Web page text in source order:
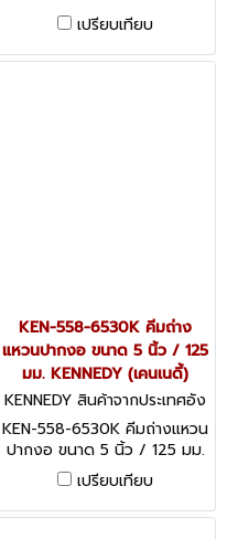
KENNEDY Circlip Pliers,
External, Carbon Steel,
250mm
เปรียบเทียบ
KEN-558-6530K คีมถ่าง
แหวนปากงอ ขนาด 5 นิ้ว / 125
มม. KENNEDY (เคนเนดี้)
KENNEDY สินค้าจากประเทศอัง
กฤษ KEN-558-6530K
KEN-558-6530K คีมถ่างแหวน
ปากงอ ขนาด 5 นิ้ว / 125 มม.
KENNEDY Circlip Pliers,
External, Carbon Steel,
125mm
เปรียบเทียบ